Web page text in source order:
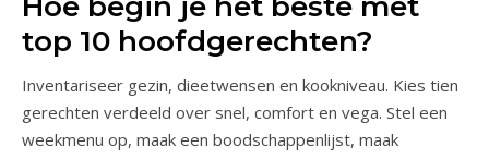
top 10 hoofdgerechten?
Inventariseer gezin, dieetwensen en kookniveau. Kies tien
gerechten verdeeld over snel, comfort en vega. Stel een
weekmenu op, maak een boodschappenlijst, maak